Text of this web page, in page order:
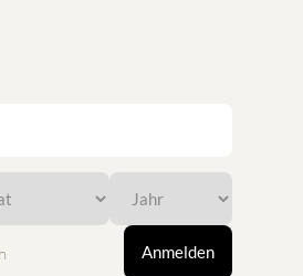
Anmelden